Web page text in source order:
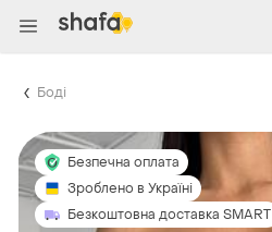
Боді
Безпечна оплата
Зроблено в Україні
Безкоштовна доставка SMART